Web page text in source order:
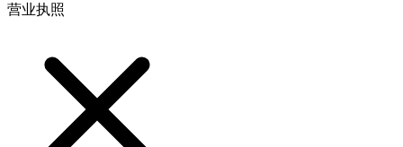
营业执照